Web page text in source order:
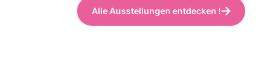
Alle Ausstellungen entdecken !